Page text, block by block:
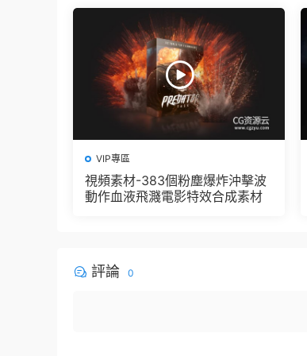
VIP專區
視頻素材-383個粉塵爆炸沖擊波
動作血液飛濺電影特效合成素材
評論 0